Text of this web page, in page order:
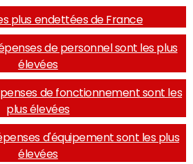
plus endettées de France
de personnel sont les plus
élevées
de fonctionnement sont les
plus élevées
d'équipement sont les plus
élevées